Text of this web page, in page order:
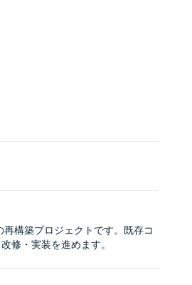
構築プロジェクトです。既存コ
修・実装を進めます。